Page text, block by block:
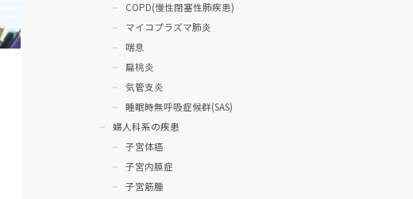
COPD(慢性閉塞性肺疾患)
マイコプラズマ肺炎
喘息
扁桃炎
気管支炎
睡眠時無呼吸症候群(SAS)
婦人科系の疾患
子宮体癌
子宮内膜症
子宮筋腫